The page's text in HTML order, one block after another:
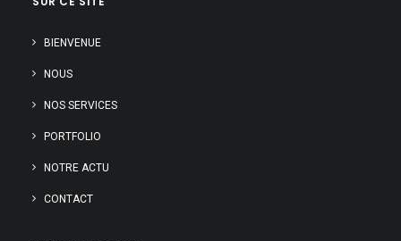
BIENVENUE
NOUS
NOS SERVICES
PORTFOLIO
NOTRE ACTU
CONTACT